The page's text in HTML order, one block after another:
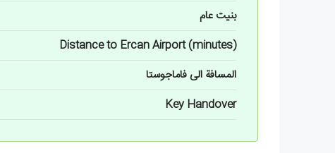
بنيت عام
Distance to Ercan Airport (minutes)
المسافة الى فاماجوستا
Key Handover